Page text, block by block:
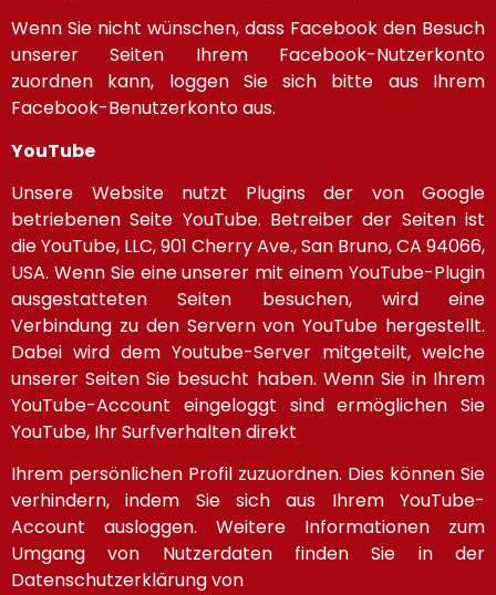
Wenn Sie nicht wünschen, dass Facebook den Besuch
unserer Seiten Ihrem Facebook-Nutzerkonto
zuordnen kann, loggen Sie sich bitte aus Ihrem
Facebook-Benutzerkonto aus.
YouTube
Unsere Website nutzt Plugins der von Google
betriebenen Seite YouTube. Betreiber der Seiten ist
die YouTube, LLC, 901 Cherry Ave., San Bruno, CA 94066,
USA. Wenn Sie eine unserer mit einem YouTube-Plugin
ausgestatteten Seiten besuchen, wird eine
Verbindung zu den Servern von YouTube hergestellt.
Dabei wird dem Youtube-Server mitgeteilt, welche
unserer Seiten Sie besucht haben. Wenn Sie in Ihrem
YouTube-Account eingeloggt sind ermöglichen Sie
YouTube, Ihr Surfverhalten direkt
Ihrem persönlichen Profil zuzuordnen. Dies können Sie
verhindern, indem Sie sich aus Ihrem YouTube-
Account ausloggen. Weitere Informationen zum
Umgang von Nutzerdaten finden Sie in der
Datenschutzerklärung von